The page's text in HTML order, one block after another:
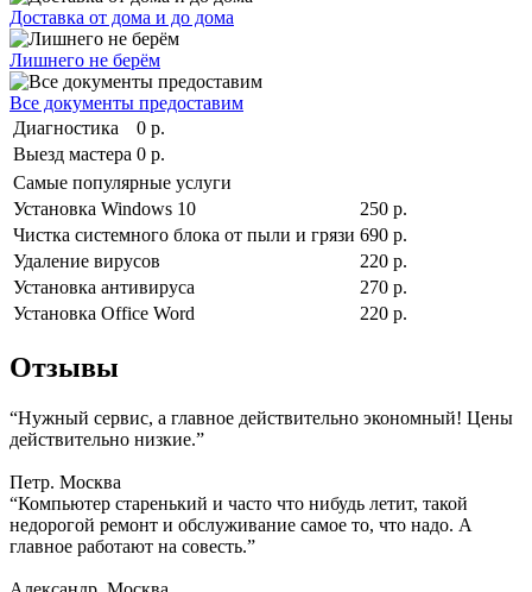
Доставка от дома и до дома
Лишнего не берём
Все документы предоставим
Диагностика
0 р.
Выезд мастера 0 р.
Самые популярные услуги
Установка Windows 10
250 р.
Чистка системного блока от пыли и грязи 690 р.
Удаление вирусов
220 р.
Установка антивируса
270 р.
Установка Office Word
220 р.
Отзывы
“Нужный сервис, а главное действительно экономный! Цены
действительно низкие.”
Петр. Москва
“Компьютер старенький и часто что нибудь летит, такой
недорогой ремонт и обслуживание самое то, что надо. А
главное работают на совесть.”